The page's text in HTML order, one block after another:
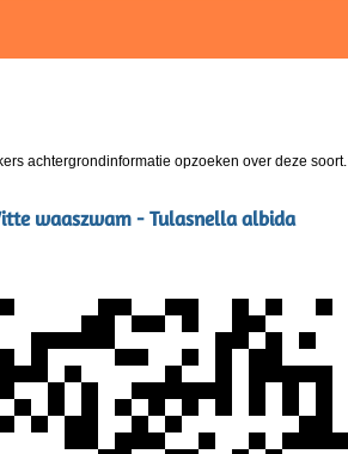
achtergrondinformatie opzoeken over deze soort.
waaszwam - Tulasnella albida